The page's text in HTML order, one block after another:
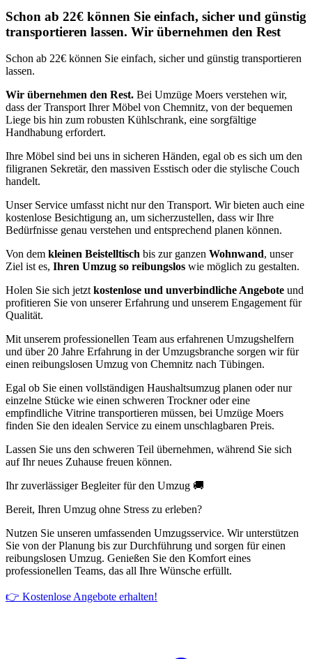
Schon ab 22€ können Sie einfach, sicher und günstig
transportieren lassen. Wir übernehmen den Rest
Schon ab 22€ können Sie einfach, sicher und günstig transportieren
lassen.
Wir übernehmen den Rest. Bei Umzüge Moers verstehen wir,
dass der Transport Ihrer Möbel von Chemnitz, von der bequemen
Liege bis hin zum robusten Kühlschrank, eine sorgfältige
Handhabung erfordert.
Ihre Möbel sind bei uns in sicheren Händen, egal ob es sich um den
filigranen Sekretär, den massiven Esstisch oder die stylische Couch
handelt.
Unser Service umfasst nicht nur den Transport. Wir bieten auch eine
kostenlose Besichtigung an, um sicherzustellen, dass wir Ihre
Bedürfnisse genau verstehen und entsprechend planen können.
Von dem kleinen Beistelltisch bis zur ganzen Wohnwand, unser
Ziel ist es, Ihren Umzug so reibungslos wie möglich zu gestalten.
Holen Sie sich jetzt kostenlose und unverbindliche Angebote und
profitieren Sie von unserer Erfahrung und unserem Engagement für
Qualität.
Mit unserem professionellen Team aus erfahrenen Umzugshelfern
und über 20 Jahre Erfahrung in der Umzugsbranche sorgen wir für
einen reibungslosen Umzug von Chemnitz nach Tübingen.
Egal ob Sie einen vollständigen Haushaltsumzug planen oder nur
einzelne Stücke wie einen schweren Trockner oder eine
empfindliche Vitrine transportieren müssen, bei Umzüge Moers
finden Sie den idealen Service zu einem unschlagbaren Preis.
Lassen Sie uns den schweren Teil übernehmen, während Sie sich
auf Ihr neues Zuhause freuen können.
Ihr zuverlässiger Begleiter für den Umzug 🚚
Bereit, Ihren Umzug ohne Stress zu erleben?
Nutzen Sie unseren umfassenden Umzugsservice. Wir unterstützen
Sie von der Planung bis zur Durchführung und sorgen für einen
reibungslosen Umzug. Genießen Sie den Komfort eines
professionellen Teams, das all Ihre Wünsche erfüllt.
👉 Kostenlose Angebote erhalten!